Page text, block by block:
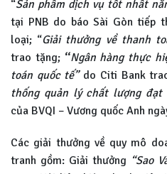
“Sản phẩm dịch vụ tốt nhất
tại PNB do báo Sài Gòn tiếp
loại; “Giải thưởng về thanh
trao tặng; “Ngân hàng thực
toán quốc tế”do Citi Bank
thống quản lý chất lượng đạt
của BVQI – Vương quốc Anh
Các giải thưởng về quy mô
tranh gồm: Giải thưởng “Sao